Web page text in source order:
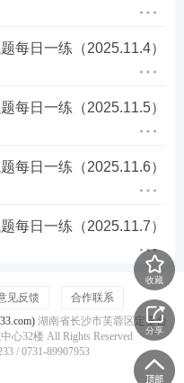
每日一练（2025.11.4）
每日一练（2025.11.5）
每日一练（2025.11.6）
每日一练（2025.11.7）
收藏
分享
见反馈
合作联系
湖南省长沙市芙蓉区定王台
心32楼 All Rights Reserved
/ 0731-89907953